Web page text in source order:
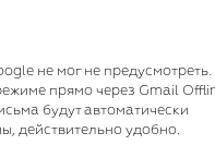
не мог не предусмотреть.
прямо через Gmail
будут автоматически
действительно удобно.